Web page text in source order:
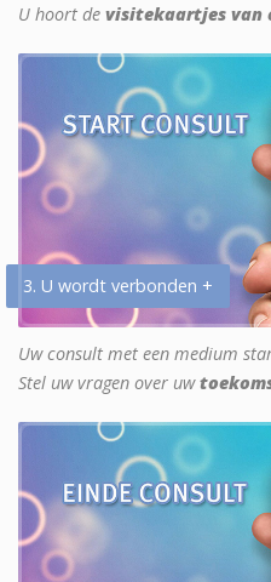
U hoort de visitekaartjes van
3. U wordt verbonden +
Uw consult met een medium
Stel uw vragen over uw